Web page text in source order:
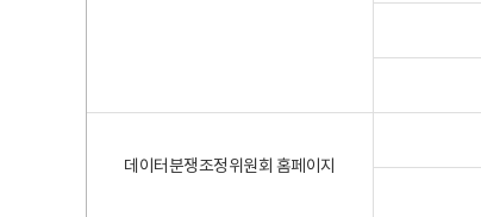
데이터분쟁조정위원회 홈페이지